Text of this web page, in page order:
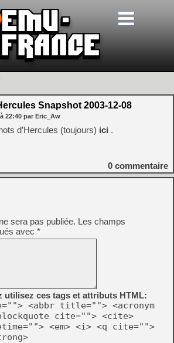
Snapshot 2003-12-08
à 22:40 par Eric_Aw
d’Hercules (toujours) ici .
0 commentaire
sera pas publiée. Les champs
avec *
utilisez ces tags et attributs HTML:
<abbr title=""> <acronym
cite=""> <cite>
<em> <i> <q cite="">